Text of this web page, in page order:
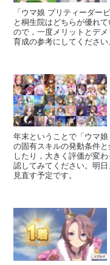
「ウマ娘 プリティーダー
と桐生院はどちらが優れ
ので，一度メリットとデ
育成の参考にしてください
年末ということで「ウマ
の固有スキルの発動条件
したり，大きく評価が変
認してみてください。明
見直す予定です。